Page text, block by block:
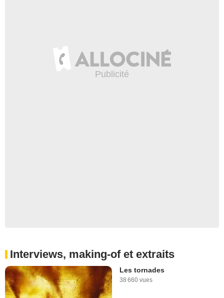
Interviews, making-of et extraits
Les tornades
38 660 vues